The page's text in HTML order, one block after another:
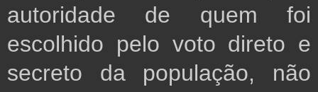
autoridade de quem foi
escolhido pelo voto direto e
secreto da população, não